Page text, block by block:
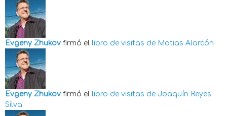
Evgeny Zhukov firmó el libro de visitas de Matias Alarcón
Evgeny Zhukov firmó el libro de visitas de Joaquín Reyes
Silva